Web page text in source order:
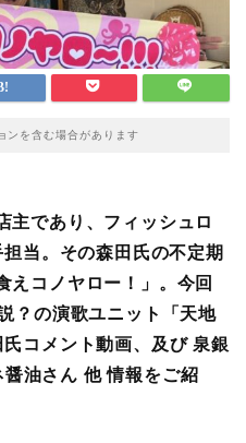
ンを含む場合があります
主であり、フィッシュロ
当。その森田氏の不定期
えコノヤロー！」。今回
？の演歌ユニット「天地
コメント動画、及び 泉銀
油さん 他 情報をご紹